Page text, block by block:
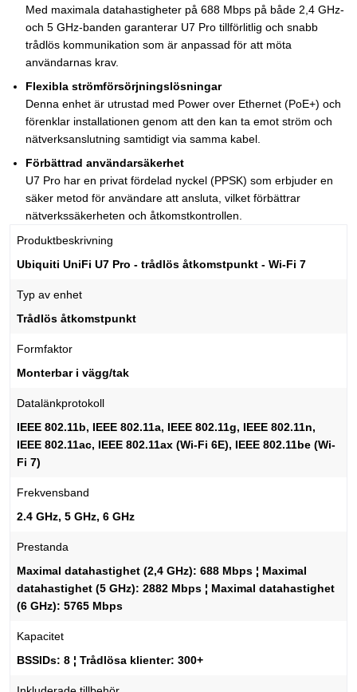
Med maximala datahastigheter på 688 Mbps på både 2,4 GHz-
och 5 GHz-banden garanterar U7 Pro tillförlitlig och snabb
trådlös kommunikation som är anpassad för att möta
användarnas krav.
Flexibla strömförsörjningslösningar
Denna enhet är utrustad med Power over Ethernet (PoE+) och
förenklar installationen genom att den kan ta emot ström och
nätverksanslutning samtidigt via samma kabel.
Förbättrad användarsäkerhet
U7 Pro har en privat fördelad nyckel (PPSK) som erbjuder en
säker metod för användare att ansluta, vilket förbättrar
nätverkssäkerheten och åtkomstkontrollen.
Produktbeskrivning
Ubiquiti UniFi U7 Pro - trådlös åtkomstpunkt - Wi-Fi 7
Typ av enhet
Trådlös åtkomstpunkt
Formfaktor
Monterbar i vägg/tak
Datalänkprotokoll
IEEE 802.11b, IEEE 802.11a, IEEE 802.11g, IEEE 802.11n,
IEEE 802.11ac, IEEE 802.11ax (Wi-Fi 6E), IEEE 802.11be (Wi-
Fi 7)
Frekvensband
2.4 GHz, 5 GHz, 6 GHz
Prestanda
Maximal datahastighet (2,4 GHz): 688 Mbps ¦ Maximal
datahastighet (5 GHz): 2882 Mbps ¦ Maximal datahastighet
(6 GHz): 5765 Mbps
Kapacitet
BSSIDs: 8 ¦ Trådlösa klienter: 300+